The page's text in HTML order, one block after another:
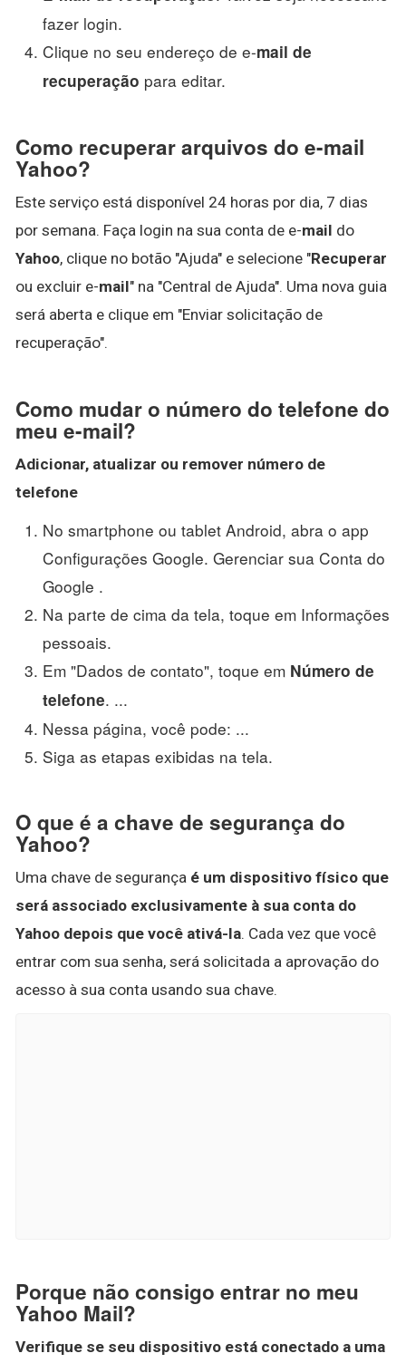
fazer login.
Clique no seu endereço de e-mail de
recuperação para editar.
Como recuperar arquivos do e-mail
Yahoo?
Este serviço está disponível 24 horas por dia, 7 dias
por semana. Faça login na sua conta de e-mail do
Yahoo, clique no botão "Ajuda" e selecione "Recuperar
ou excluir e-mail" na "Central de Ajuda". Uma nova guia
será aberta e clique em "Enviar solicitação de
recuperação".
Como mudar o número do telefone do
meu e-mail?
Adicionar, atualizar ou remover número de
telefone
No smartphone ou tablet Android, abra o app
Configurações Google. Gerenciar sua Conta do
Google .
Na parte de cima da tela, toque em Informações
pessoais.
Em "Dados de contato", toque em Número de
telefone. ...
Nessa página, você pode: ...
Siga as etapas exibidas na tela.
O que é a chave de segurança do
Yahoo?
Uma chave de segurança é um dispositivo físico que
será associado exclusivamente à sua conta do
Yahoo depois que você ativá-la. Cada vez que você
entrar com sua senha, será solicitada a aprovação do
acesso à sua conta usando sua chave.
Porque não consigo entrar no meu
Yahoo Mail?
Verifique se seu dispositivo está conectado a uma